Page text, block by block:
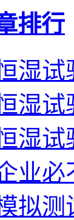
排行
湿试
湿试
湿试
业必
拟测